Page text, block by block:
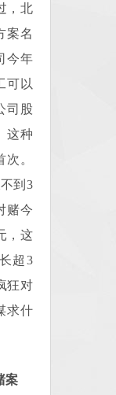
，北
案名
今年
可以
司股
这种
。
到3
赌今
，这
超3
狂对
求什
案